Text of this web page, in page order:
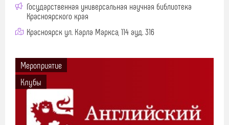
Государственная универсальная научная библиотека
Красноярского края
Красноярск ул. Карла Маркса, 114 ауд. 316
Мероприятие
Клубы